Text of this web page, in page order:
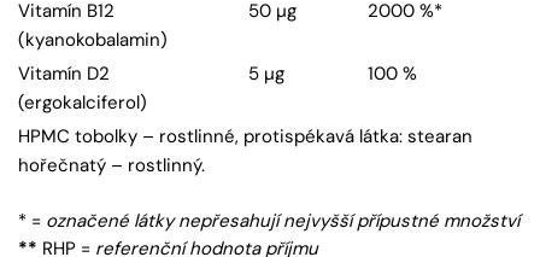
Vitamín B12
(kyanokobalamin)
50 µg 2000 %*
Vitamín D2
(ergokalciferol)
5 µg 100 %
HPMC tobolky – rostlinné, protispékavá látka: stearan
hořečnatý – rostlinný.
* = označené látky nepřesahují nejvyšší přípustné množství
** RHP = referenční hodnota příjmu